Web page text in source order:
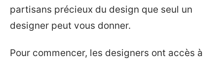
partisans précieux du design que seul un
designer peut vous donner.
Pour commencer, les designers ont accès à